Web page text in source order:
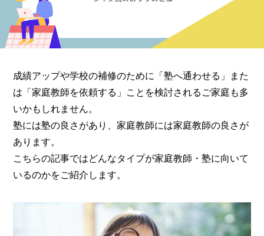
成績アップや学校の補修のために「塾へ通わせる」また
は「家庭教師を依頼する」ことを検討されるご家庭も多
いかもしれません。
塾には塾の良さがあり、家庭教師には家庭教師の良さが
あります。
こちらの記事ではどんなタイプが家庭教師・塾に向いて
いるのかをご紹介します。